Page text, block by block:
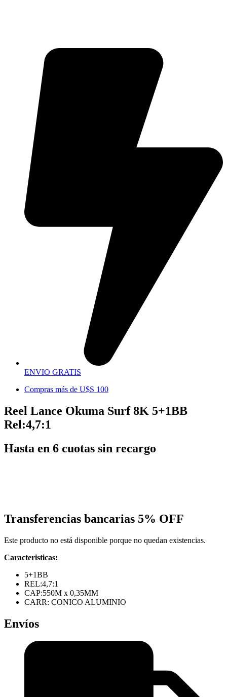
ENVIO GRATIS
Compras más de U$S 100
Reel Lance Okuma Surf 8K 5+1BB
Rel:4,7:1
Hasta en 6 cuotas sin recargo
Transferencias bancarias 5% OFF
Este producto no está disponible porque no quedan existencias.
Caracteristicas:
5+1BB
REL:4,7:1
CAP:550M x 0,35MM
CARR: CONICO ALUMINIO
Envíos